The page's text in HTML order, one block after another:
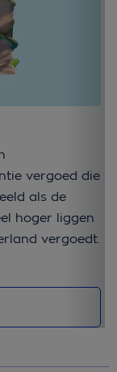
vergoed die
als de
hoger liggen
vergoedt.